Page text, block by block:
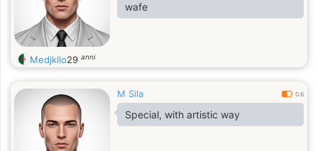
wafe
Medjkllo29 anni
M Sila 0.6
Special, with artistic way